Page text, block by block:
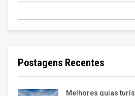
Postagens Recentes
Melhores guias